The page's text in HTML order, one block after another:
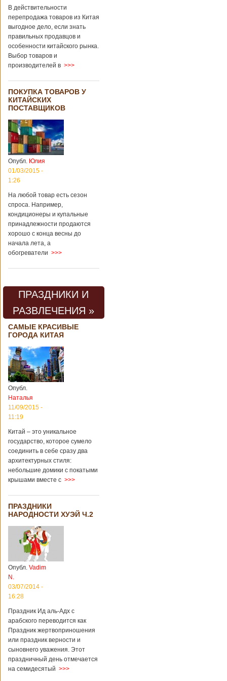
В действительности
перепродажа товаров из Китая
выгодное дело, если знать
правильных продавцов и
особенности китайского рынка.
Выбор товаров и
производителей в >>>
ПОКУПКА ТОВАРОВ У
КИТАЙСКИХ
ПОСТАВЩИКОВ
Опубл. Юлия
01/03/2015 -
1:26
На любой товар есть сезон
спроса. Например,
кондиционеры и купальные
принадлежности продаются
хорошо с конца весны до
начала лета, а
обогреватели >>>
ПРАЗДНИКИ И
РАЗВЛЕЧЕНИЯ »
САМЫЕ КРАСИВЫЕ
ГОРОДА КИТАЯ
Опубл.
Наталья
11/09/2015 -
11:19
Китай – это уникальное
государство, которое сумело
соединить в себе сразу два
архитектурных стиля:
небольшие домики с покатыми
крышами вместе с >>>
ПРАЗДНИКИ
НАРОДНОСТИ ХУЭЙ Ч.2
Опубл. Vadim
N.
03/07/2014 -
16:28
Праздник Ид аль-Адх с
арабского переводится как
Праздник жертвоприношения
или праздник верности и
сыновнего уважения. Этот
праздничный день отмечается
на семидесятый >>>